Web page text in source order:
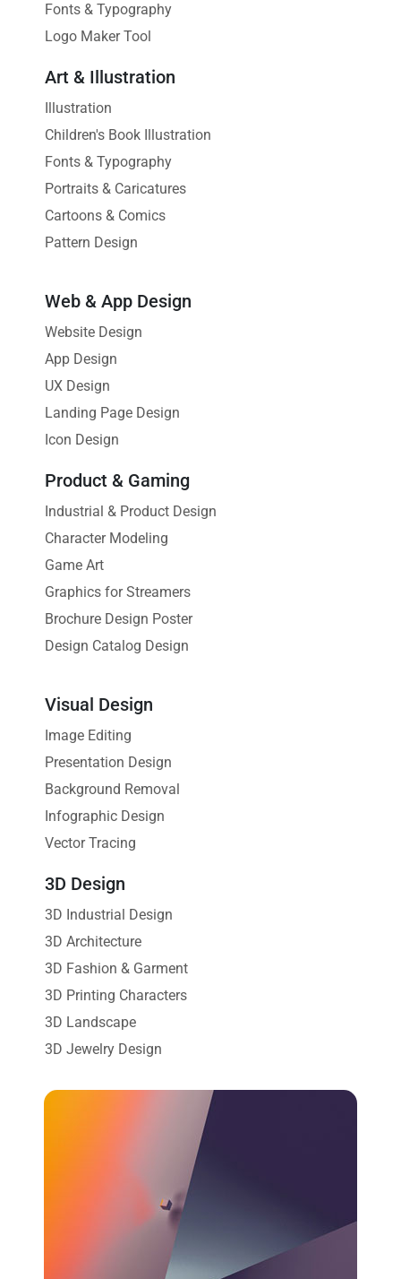
Fonts & Typography
Logo Maker Tool
Art & Illustration
Illustration
Children's Book Illustration
Fonts & Typography
Portraits & Caricatures
Cartoons & Comics
Pattern Design
Web & App Design
Website Design
App Design
UX Design
Landing Page Design
Icon Design
Product & Gaming
Industrial & Product Design
Character Modeling
Game Art
Graphics for Streamers
Brochure Design Poster
Design Catalog Design
Visual Design
Image Editing
Presentation Design
Background Removal
Infographic Design
Vector Tracing
3D Design
3D Industrial Design
3D Architecture
3D Fashion & Garment
3D Printing Characters
3D Landscape
3D Jewelry Design